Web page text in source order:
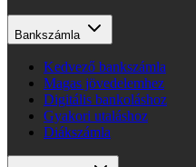
Bankszámla
Kedvező bankszámla
Magas jövedelemhez
Digitális bankoláshoz
Gyakori utaláshoz
Diákszámla